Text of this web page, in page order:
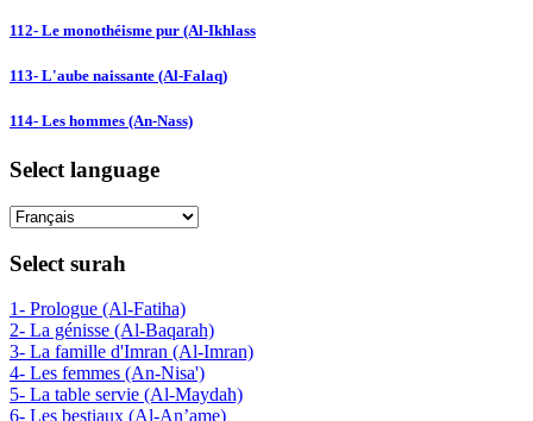
112- Le monothéisme pur (Al-Ikhlass
113- L'aube naissante (Al-Falaq)
114- Les hommes (An-Nass)
Select language
Select surah
1- Prologue (Al-Fatiha)
2- La génisse (Al-Baqarah)
3- La famille d'Imran (Al-Imran)
4- Les femmes (An-Nisa')
5- La table servie (Al-Maydah)
6- Les bestiaux (Al-An’ame)